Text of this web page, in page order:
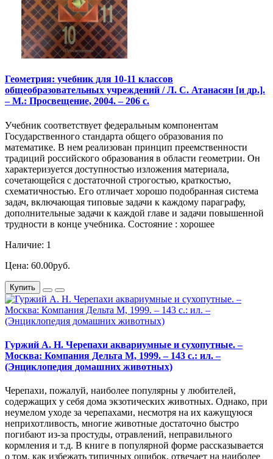
Геометрия: учебник для 10-11 классов
общеобразовательных учреждений / Л. С. Атанасян [и др.].
– М.: Просвещение, 2004. – 206 с.
Учебник соответствует федеральным компонентам
Государственного стандарта общего образования по
математике. В нем реализован принцип преемственности
традиций российского образования в области геометрии. Он
характеризуется доступностью изложения материала,
сочетающейся с достаточной строгостью, краткостью,
схематичностью. Его отличает хорошо подобранная система
задач, включающая типовые задачи к каждому параграфу,
дополнительные задачи к каждой главе и задачи повышенной
трудности в конце учебника. Состояние : хорошее
Наличие: 1
Цена: 60.00руб.
Купить
Гуржий А. Н. Черепахи аквариумные и сухопутные. –
Москва: Компания Дельта М, 1999. – 143 с.: ил. –
(Энциклопедия домашних животных)
Черепахи, пожалуй, наиболее популярны у любителей,
содержащих у себя дома экзотических животных. Однако, при
неумелом уходе за черепахами, несмотря на их кажущуюся
неприхотливость, многие животные достаточно быстро
погибают из-за простуды, отравлений, неправильного
кормления и т.д. В книге в популярной форме рассказывается
о том, как избежать типичных ошибок, отвечает на наиболее